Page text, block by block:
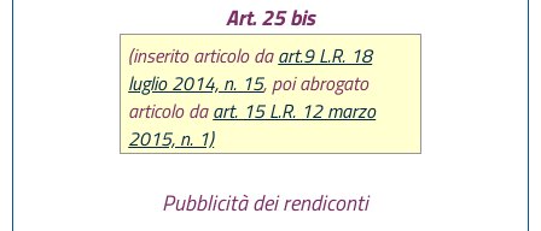
Art. 25 bis
(inserito articolo daart.9 L.R. 18
luglio 2014, n. 15, poi abrogato
articolo daart. 15 L.R. 12 marzo
2015, n. 1)
Pubblicità dei rendiconti